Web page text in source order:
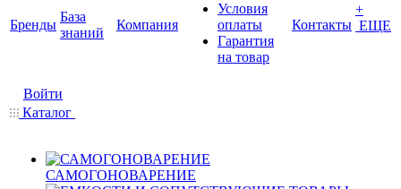
Бренды
База
знаний
Компания
Условия
оплаты
Гарантия
на товар
Контакты
+
ЕЩЕ
Войти
Каталог
САМОГОНОВАРЕНИЕ